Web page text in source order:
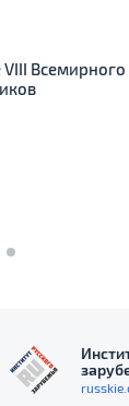
Всемирного